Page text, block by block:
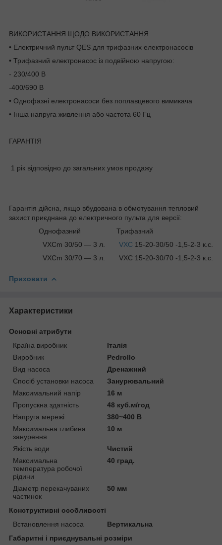
ВИКОРИСТАННЯ ЩОДО ВИКОРИСТАННЯ
• Електричний пульт QES для трифазних електронасосів
• Трифазний електронасос із подвійною напругою:
- 230/400 В
-400/690 В
• Однофазні електронасоси без поплавцевого вимикача
• Інша напруга живлення або частота 60 Гц
ГАРАНТІЯ
1 рік відповідно до загальних умов продажу
Гарантія дійсна, якщо вбудована в обмотування тепловий
захист приєднана до електричного пульта для версії:
Однофазний Трифазний
VXCm 30/50 — 3 л. VXC 15-20-30/50 -1,5-2-3 к.с.
VXCm 30/70 — 3 л. VXC 15-20-30/70 -1,5-2-3 к.с.
Приховати
Характеристики
Основні атрибути
Країна виробник
Італія
Виробник
Pedrollo
Вид насоса
Дренажний
Спосіб установки насоса
Занурювальний
Максимальний напір
16 м
Пропускна здатність
48 куб.м/год
Напруга мережі
380~400 В
Максимальна глибина
занурення
10 м
Якість води
Чистий
Максимальна
температура робочої
рідини
40 град.
Діаметр перекачуваних
частинок
50 мм
Конструктивні особливості
Встановлення насоса
Вертикальна
Габаритні і приєднувальні розміри